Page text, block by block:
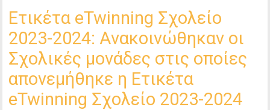
Ετικέτα eTwinning Σχολείο
2023-2024: Ανακοινώθηκαν οι
Σχολικές μονάδες στις οποίες
απονεμήθηκε η Ετικέτα
eTwinning Σχολείο 2023-2024